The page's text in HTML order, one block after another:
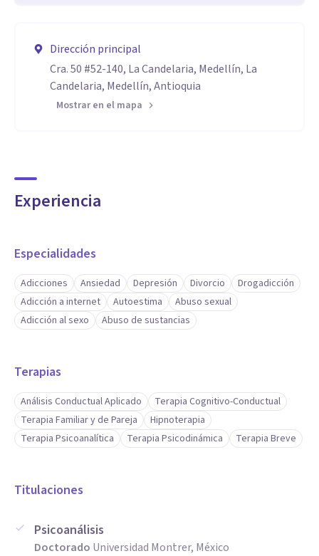
Dirección principal
Cra. 50 #52-140, La Candelaria, Medellín, La
Candelaria, Medellín, Antioquia
Mostrar en el mapa
Experiencia
Especialidades
Adicciones Ansiedad Depresión Divorcio
Drogadicción
Adicción a internet
Autoestima
Abuso sexual
Adicción al sexo
Abuso de sustancias
Terapias
Análisis Conductual Aplicado
Terapia Cognitivo-Conductual
Terapia Familiar y de Pareja
Hipnoterapia
Terapia Psicoanalítica
Terapia Psicodinámica Terapia Breve
Titulaciones
Psicoanálisis
Doctorado Universidad Montrer, México